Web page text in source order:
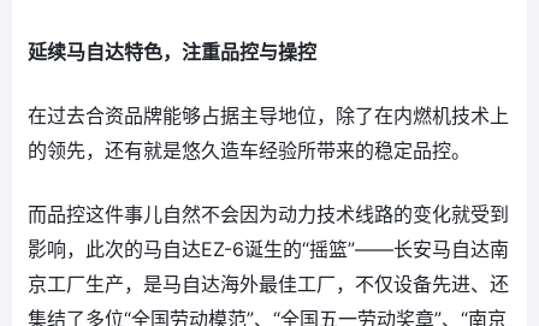
延续马自达特色，注重品控与操控
在过去合资品牌能够占据主导地位，除了在内燃机技术上
的领先，还有就是悠久造车经验所带来的稳定品控。
而品控这件事儿自然不会因为动力技术线路的变化就受到
影响，此次的马自达EZ-6诞生的“摇篮”——长安马自达南
京工厂生产，是马自达海外最佳工厂，不仅设备先进、还
集结了多位“全国劳动模范”、“全国五一劳动奖章”、“南京